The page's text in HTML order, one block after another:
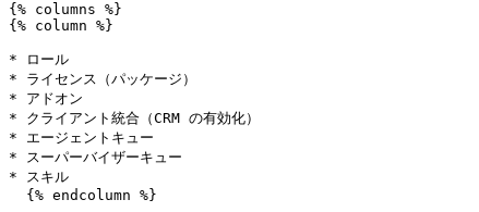
{% columns %}
{% column %}
* ロール
* ライセンス（パッケージ）
* アドオン
* クライアント統合（CRM の有効化）
* エージェントキュー
* スーパーバイザーキュー
* スキル